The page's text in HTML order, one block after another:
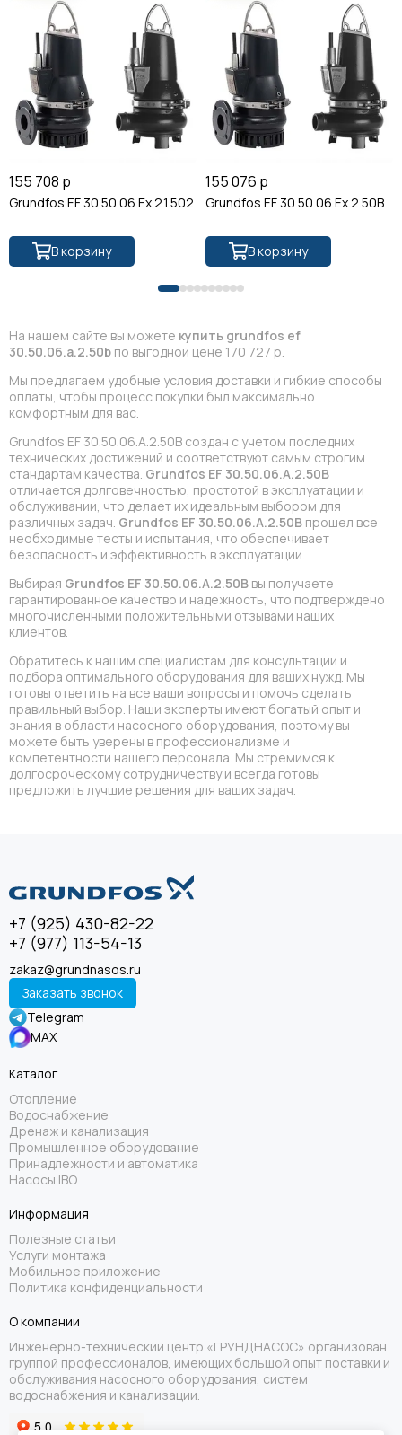
155 708 р
Grundfos EF 30.50.06.Ex.2.1.502
В корзину
155 076 р
Grundfos EF 30.50.06.Ex.2.50B
В корзину
На нашем сайте вы можете купить grundfos ef
30.50.06.a.2.50b по выгодной цене 170 727 р.
Мы предлагаем удобные условия доставки и гибкие способы
оплаты, чтобы процесс покупки был максимально
комфортным для вас.
Grundfos EF 30.50.06.A.2.50B создан с учетом последних
технических достижений и соответствуют самым строгим
стандартам качества. Grundfos EF 30.50.06.A.2.50B
отличается долговечностью, простотой в эксплуатации и
обслуживании, что делает их идеальным выбором для
различных задач. Grundfos EF 30.50.06.A.2.50B прошел все
необходимые тесты и испытания, что обеспечивает
безопасность и эффективность в эксплуатации.
Выбирая Grundfos EF 30.50.06.A.2.50B вы получаете
гарантированное качество и надежность, что подтверждено
многочисленными положительными отзывами наших
клиентов.
Обратитесь к нашим специалистам для консультации и
подбора оптимального оборудования для ваших нужд. Мы
готовы ответить на все ваши вопросы и помочь сделать
правильный выбор. Наши эксперты имеют богатый опыт и
знания в области насосного оборудования, поэтому вы
можете быть уверены в профессионализме и
компетентности нашего персонала. Мы стремимся к
долгосроческому сотрудничеству и всегда готовы
предложить лучшие решения для ваших задач.
+7 (925) 430-82-22
+7 (977) 113-54-13
zakaz@grundnasos.ru
Заказать звонок
Telegram
MAX
Каталог
Отопление
Водоснабжение
Дренаж и канализация
Промышленное оборудование
Принадлежности и автоматика
Насосы IBO
Информация
Полезные статьи
Услуги монтажа
Мобильное приложение
Политика конфиденциальности
О компании
Инженерно-технический центр «ГРУНДНАСОС» организован
группой профессионалов, имеющих большой опыт поставки и
обслуживания насосного оборудования, систем
водоснабжения и канализации.